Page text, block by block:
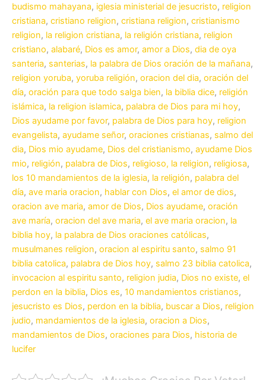
budismo mahayana, iglesia ministerial de jesucristo, religion
cristiana, cristiano religion, cristiana religion, cristianismo
religion, la religion cristiana, la religión cristiana, religion
cristiano, alabaré, Dios es amor, amor a Dios, dia de oya
santeria, santerias, la palabra de Dios oración de la mañana,
religion yoruba, yoruba religión, oracion del dia, oración del
día, oración para que todo salga bien, la biblia dice, religión
islámica, la religion islamica, palabra de Dios para mi hoy,
Dios ayudame por favor, palabra de Dios para hoy, religion
evangelista, ayudame señor, oraciones cristianas, salmo del
dia, Dios mio ayudame, Dios del cristianismo, ayudame Dios
mio, religión, palabra de Dios, religioso, la religion, religiosa,
los 10 mandamientos de la iglesia, la religión, palabra del
día, ave maria oracion, hablar con Dios, el amor de dios,
oracion ave maria, amor de Dios, Dios ayudame, oración
ave maría, oracion del ave maria, el ave maria oracion, la
biblia hoy, la palabra de Dios oraciones católicas,
musulmanes religion, oracion al espiritu santo, salmo 91
biblia catolica, palabra de Dios hoy, salmo 23 biblia catolica,
invocacion al espiritu santo, religion judia, Dios no existe, el
perdon en la biblia, Dios es, 10 mandamientos cristianos,
jesucristo es Dios, perdon en la biblia, buscar a Dios, religion
judio, mandamientos de la iglesia, oracion a Dios,
mandamientos de Dios, oraciones para Dios, historia de
lucifer